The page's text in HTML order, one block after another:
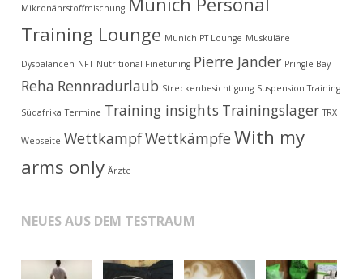
Mikronährstoffmischung
Training Lounge Munich PT Lounge Muskuläre
Dysbalancen NFT Nutritional Finetuning Pierre Jander Pringle Bay
Reha Rennradurlaub Streckenbesichtigung Suspension Training
Südafrika Termine Training insights Trainingslager TRX
Webseite WettkampfWettkämpfeWith my
arms only Ärzte
NEUES AUS DEM TESTRAUM